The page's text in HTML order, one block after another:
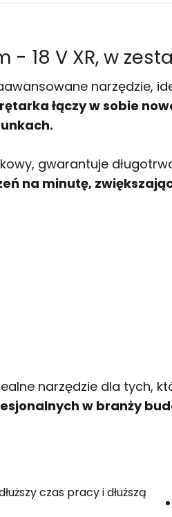
18 V XR, w
narzędzie,
łączy w sobie
gwarantuje
na minutę,
narzędzie dla tych,
w branży
czas pracy i dłuższą